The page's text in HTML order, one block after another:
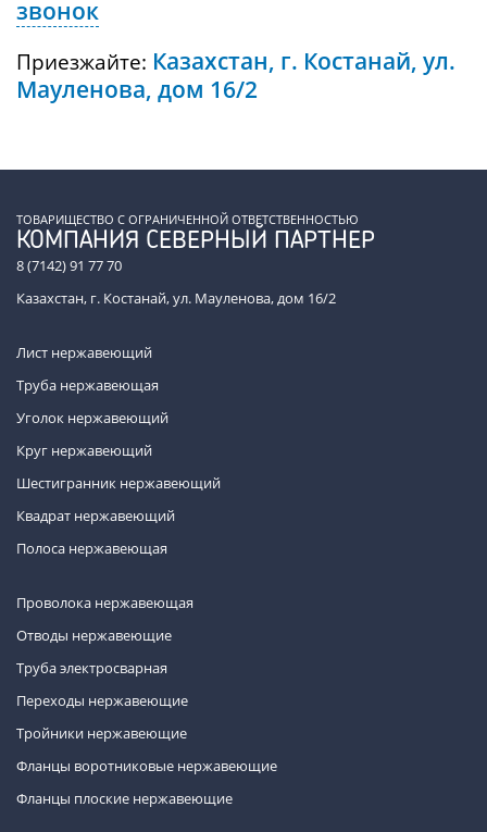
звонок
Приезжайте: Казахстан, г. Костанай, ул.
Мауленова, дом 16/2
ТОВАРИЩЕСТВО С ОГРАНИЧЕННОЙ ОТВЕТСТВЕННОСТЬЮ
КОМПАНИЯ СЕВЕРНЫЙ ПАРТНЕР
8 (7142) 91 77 70
Казахстан, г. Костанай, ул. Мауленова, дом 16/2
Лист нержавеющий
Труба нержавеющая
Уголок нержавеющий
Круг нержавеющий
Шестигранник нержавеющий
Квадрат нержавеющий
Полоса нержавеющая
Проволока нержавеющая
Отводы нержавеющие
Труба электросварная
Переходы нержавеющие
Тройники нержавеющие
Фланцы воротниковые нержавеющие
Фланцы плоские нержавеющие